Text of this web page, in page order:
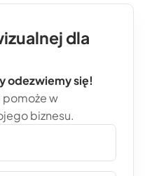
dla
odezwiemy się!
pomoże w
biznesu.